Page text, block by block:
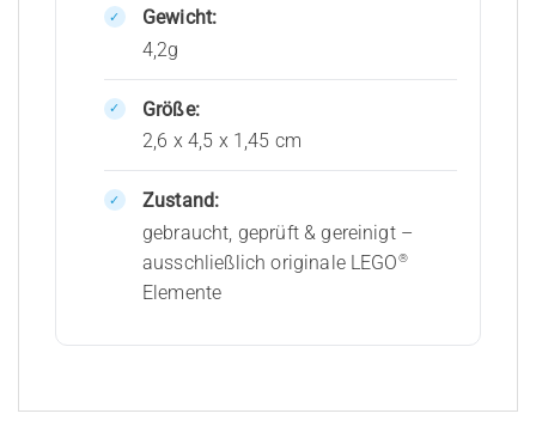
Gewicht:
4,2g
Größe:
2,6 x 4,5 x 1,45 cm
Zustand:
gebraucht, geprüft & gereinigt –
ausschließlich originale LEGO®
Elemente